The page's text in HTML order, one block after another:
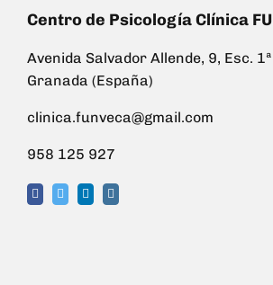
Centro de Psicología Clínica
Avenida Salvador Allende, 9, Esc.
Granada (España)
clinica.funveca@gmail.com
958 125 927